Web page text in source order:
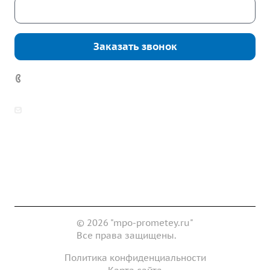
Заказать звонок
© 2026 "mpo-prometey.ru"
Все права защищены.
Политика конфиденциальности